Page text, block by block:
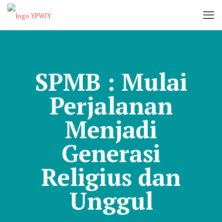
SPMB : Mulai
Perjalanan
Menjadi
Generasi
Religius dan
Unggul